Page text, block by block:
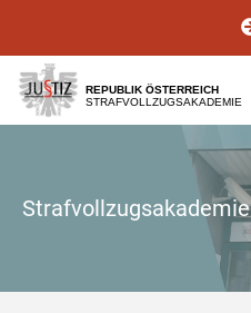
[1]
[2]
[3]
REPUBLIK ÖSTERREICH
STRAFVOLLZUGSAKADEMIE
Strafvollzugsakademie